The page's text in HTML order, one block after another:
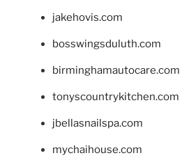
jakehovis.com
bosswingsduluth.com
birminghamautocare.com
tonyscountrykitchen.com
jbellasnailspa.com
mychaihouse.com